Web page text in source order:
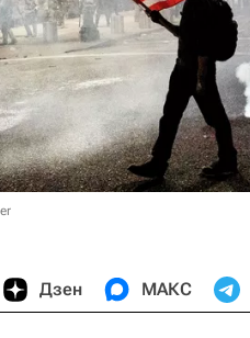
Дзен МАКС